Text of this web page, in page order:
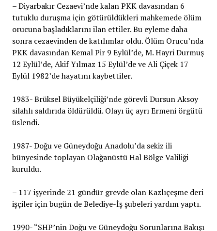
– Diyarbakır Cezaevi’nde kalan PKK davasından 6
tutuklu duruşma için götürüldükleri mahkemede ölüm
orucuna başladıklarını ilan ettiler. Bu eyleme daha
sonra cezaevinden de katılımlar oldu. Ölüm Orucu’nda
PKK davasından Kemal Pir 9 Eylül’de, M. Hayri Durmuş
12 Eylül’de, Akif Yılmaz 15 Eylül’de ve Ali Çiçek 17
Eylül 1982’de hayatını kaybettiler.
1983- Brüksel Büyükelçiliği’nde görevli Dursun Aksoy
silahlı saldırıda öldürüldü. Olayı üç ayrı Ermeni örgütü
üslendi.
1987- Doğu ve Güneydoğu Anadolu’da sekiz ili
bünyesinde toplayan Olağanüstü Hal Bölge Valiliği
kuruldu.
– 117 işyerinde 21 gündür grevde olan Kazlıçeşme deri
işçiler için bugün de Belediye-İş şubeleri yardım yaptı.
1990- “SHP’nin Doğu ve Güneydoğu Sorunlarına Bakışı